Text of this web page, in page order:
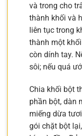
và trong cho
thành khối và
liên tục trong
thành một
còn dính tay.
sôi; nếu quá
Chia khối bột
phần bột, dàn
miếng dừa
gói chặt bột